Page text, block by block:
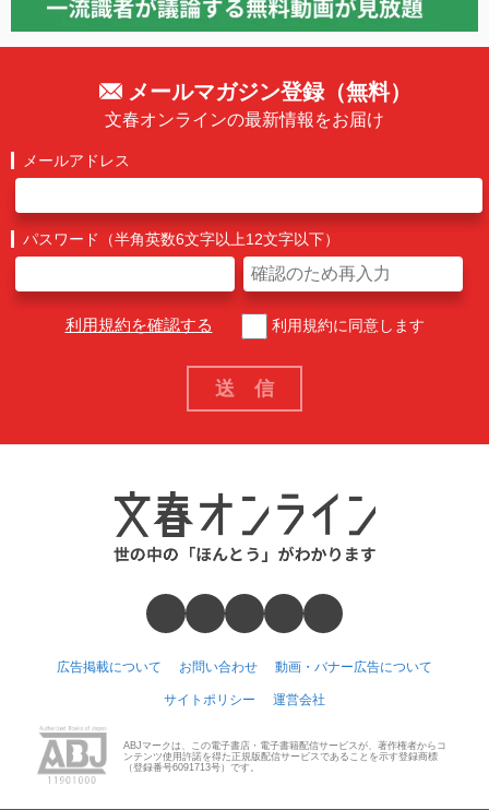
メールマガジン登録（無料）
文春オンラインの最新情報をお届け
メールアドレス
パスワード（半角英数6文字以上12文字以下）
利用規約を確認する 利用規約に同意します
広告掲載について お問い合わせ 動画・バナー広告について
サイトポリシー 運営会社
ABJマークは、この電子書店・電子書籍配信サービスが、著作権者からコ
ンテンツ使用許諾を得た正規版配信サービスであることを示す登録商標
（登録番号6091713号）です。